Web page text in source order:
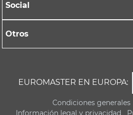
Social
Otros
EUROMASTER EN EUROPA:
Condiciones generales
Información legal y privacidad